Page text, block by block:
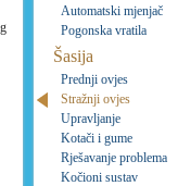
Automatski mjenjač
Pogonska vratila
Šasija
Prednji ovjes
Stražnji ovjes
Upravljanje
Kotači i gume
Rješavanje problema
Kočioni sustav